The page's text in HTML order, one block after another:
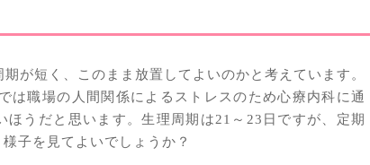
が短く、このまま放置してよいのかと考えています。
は職場の人間関係によるストレスのため心療内科に通
ほうだと思います。生理周期は21～23日ですが、定期
子を見てよいでしょうか？